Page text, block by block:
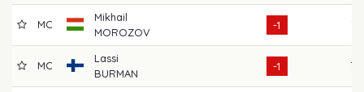
MC
Mikhail
MOROZOV
-1 72
MC
Lassi
BURMAN
-1 70